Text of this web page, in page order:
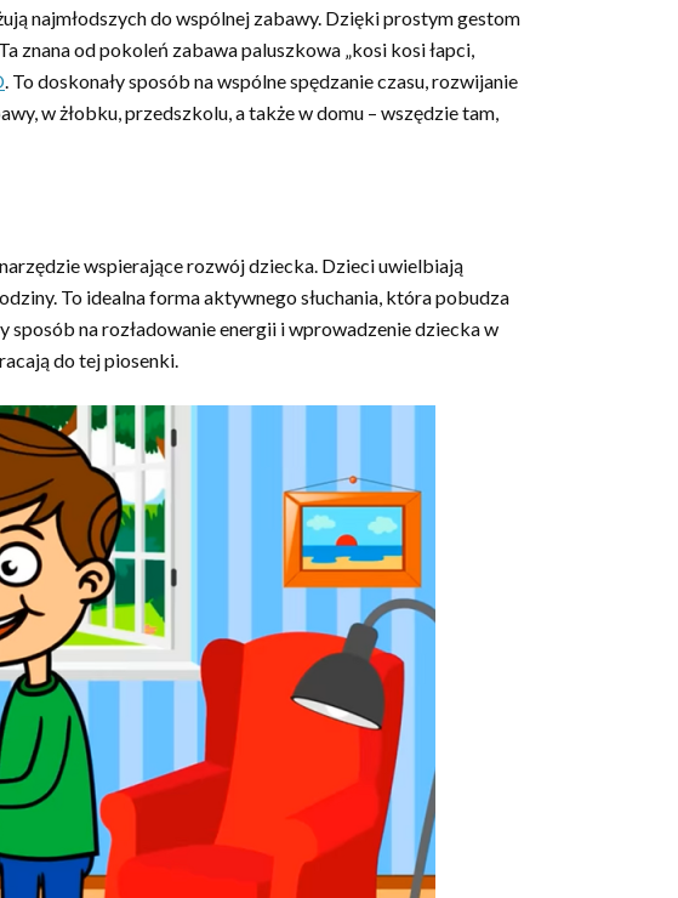
najmłodszych do wspólnej zabawy. Dzięki prostym gestom
znana od pokoleń zabawa paluszkowa „kosi kosi łapci,
. To doskonały sposób na wspólne spędzanie czasu, rozwijanie
w żłobku, przedszkolu, a także w domu – wszędzie tam,
wspierające rozwój dziecka. Dzieci uwielbiają
To idealna forma aktywnego słuchania, która pobudza
na rozładowanie energii i wprowadzenie dziecka w
do tej piosenki.